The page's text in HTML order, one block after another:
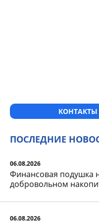
КОНТАКТЫ
ПОСЛЕДНИЕ
06.08.2026
Финансовая подушка
добровольном
06.08.2026